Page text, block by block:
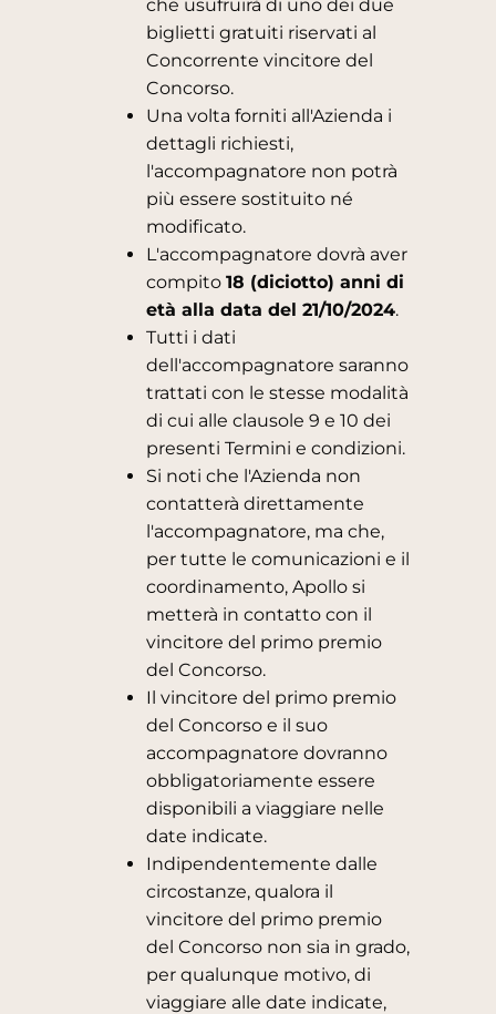
che usufruirà di uno dei due
biglietti gratuiti riservati al
Concorrente vincitore del
Concorso.
Una volta forniti all'Azienda i
dettagli richiesti,
l'accompagnatore non potrà
più essere sostituito né
modificato.
L'accompagnatore dovrà aver
compito 18 (diciotto) anni di
età alla data del 21/10/2024.
Tutti i dati
dell'accompagnatore saranno
trattati con le stesse modalità
di cui alle clausole 9 e 10 dei
presenti Termini e condizioni.
Si noti che l'Azienda non
contatterà direttamente
l'accompagnatore, ma che,
per tutte le comunicazioni e il
coordinamento, Apollo si
metterà in contatto con il
vincitore del primo premio
del Concorso.
Il vincitore del primo premio
del Concorso e il suo
accompagnatore dovranno
obbligatoriamente essere
disponibili a viaggiare nelle
date indicate.
Indipendentemente dalle
circostanze, qualora il
vincitore del primo premio
del Concorso non sia in grado,
per qualunque motivo, di
viaggiare alle date indicate,